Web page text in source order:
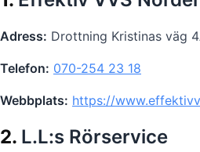
Adress: Drottning Kristinas väg
Telefon: 070-254 23 18
Webbplats: https://
2. L.L:s Rörservice